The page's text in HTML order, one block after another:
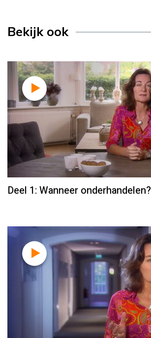
Bekijk ook
Deel 1: Wanneer onderhandelen?